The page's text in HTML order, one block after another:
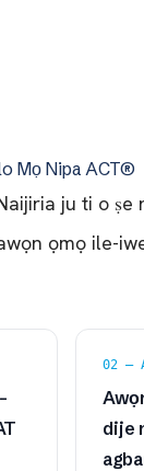
Mọ Nipa ACT®
ju ti o ṣe
ọmọ ile-
02 —
dije